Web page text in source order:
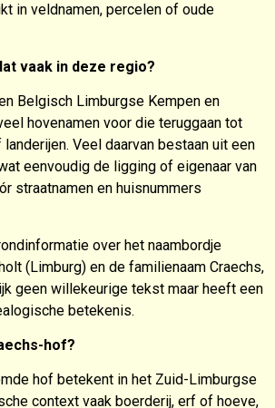
in veldnamen, percelen of oude
vaak in deze regio?
Belgisch Limburgse Kempen en
hovenamen voor die teruggaan tot
Veel daarvan bestaan uit een
eenvoudig de ligging of eigenaar van
straatnamen en huisnummers
over het naambordje
(Limburg) en de familienaam Craechs,
geen willekeurige tekst maar heeft een
betekenis.
hof?
hof betekent in het Zuid-Limburgse
context vaak boerderij, erf of hoeve,